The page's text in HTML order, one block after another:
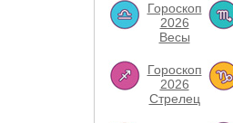
Гороскоп
2026
Весы
Гороскоп
2026
Стрелец